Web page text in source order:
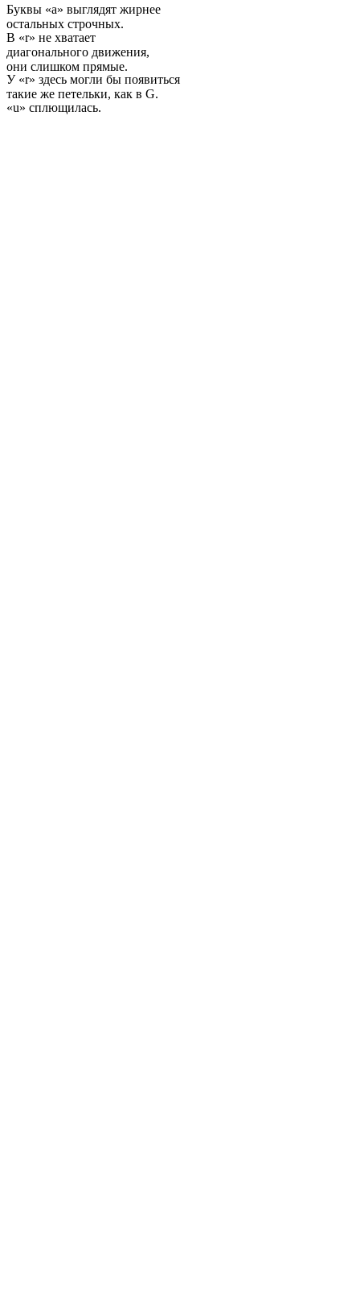
Буквы «a» выглядят жирнее
остальных строчных.
В «r» не хватает
диагонального движения,
они слишком прямые.
У «r» здесь могли бы появиться
такие же петельки, как в G.
«u» сплющилась.